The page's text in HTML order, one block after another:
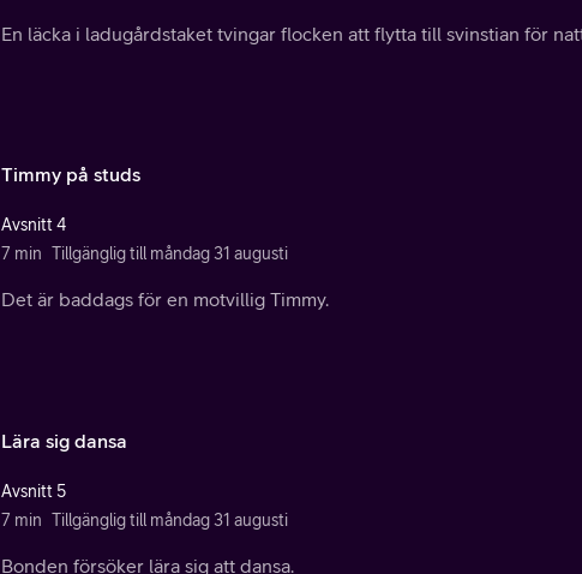
En läcka i ladugårdstaket tvingar flocken att flytta till svinstian för
Timmy på studs
Avsnitt 4
7 min Tillgänglig till måndag 31 augusti
Det är baddags för en motvillig Timmy.
Lära sig dansa
Avsnitt 5
7 min Tillgänglig till måndag 31 augusti
Bonden försöker lära sig att dansa.